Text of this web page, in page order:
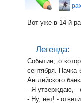
pax
Вот уже в 14-й
Легенда:
Событие, о
сентября. Пачка
Английского
- Я утверждаю, -
- Ну, нет! -